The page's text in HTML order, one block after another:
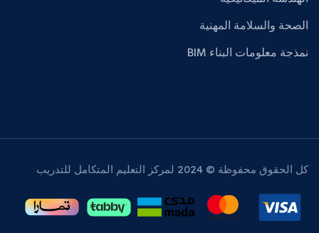
الصحة والسلامة المهنية
نمذجة معلومات البناء BIM
كل الحقوق محفوظة © 2024 لمركز التعليم المتكامل للتدريب